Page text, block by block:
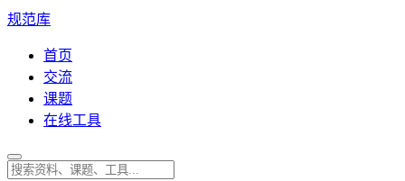
规范库
首页
交流
课题
在线工具